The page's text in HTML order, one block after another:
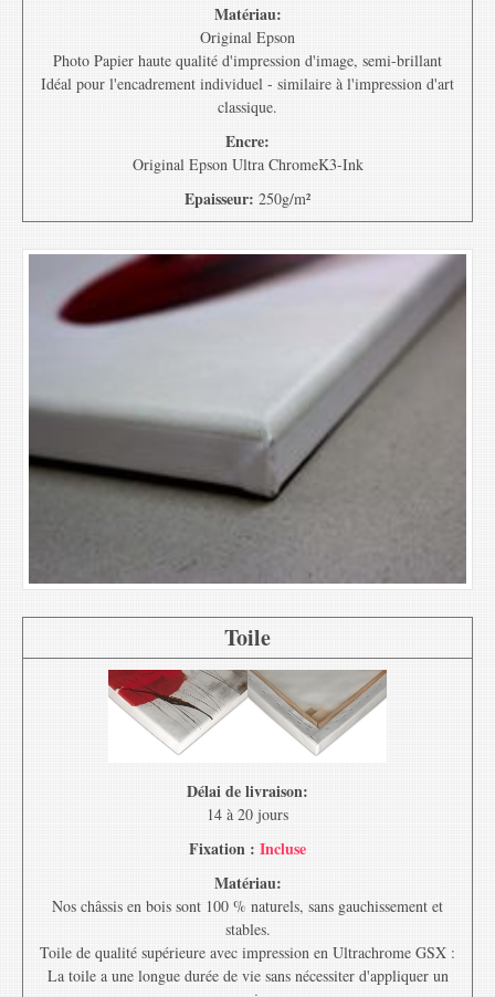
Matériau:
Original Epson
Photo Papier haute qualité d'impression d'image, semi-brillant
Idéal pour l'encadrement individuel - similaire à l'impression d'art
classique.
Encre:
Original Epson Ultra ChromeK3-Ink
Epaisseur: 250g/m²
Toile
Délai de livraison:
14 à 20 jours
Fixation : Incluse
Matériau:
Nos châssis en bois sont 100 % naturels, sans gauchissement et
stables.
Toile de qualité supérieure avec impression en Ultrachrome GSX :
La toile a une longue durée de vie sans nécessiter d'appliquer un